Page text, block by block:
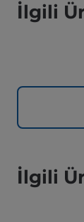
İlgili
İlgili